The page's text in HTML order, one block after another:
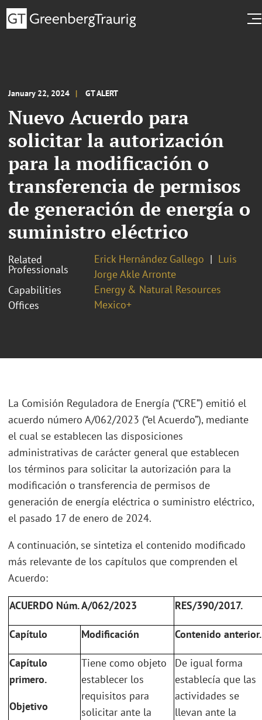
January 22, 2024 GT ALERT
Nuevo Acuerdo para
solicitar la autorización
para la modificación o
transferencia de permisos
de generación de energía o
suministro eléctrico
Related
Professionals
Erick Hernández Gallego
Luis
Jorge Akle Arronte
Capabilities
Energy & Natural Resources
Offices
Mexico+
La Comisión Reguladora de Energía (“CRE”) emitió el
acuerdo número A/062/2023 (“el Acuerdo”), mediante
el cual se establecen las disposiciones
administrativas de carácter general que establecen
los términos para solicitar la autorización para la
modificación o transferencia de permisos de
generación de energía eléctrica o suministro eléctrico,
el pasado 17 de enero de 2024.
A continuación, se sintetiza el contenido modificado
más relevante de los capítulos que comprenden el
Acuerdo:
ACUERDO Núm. A/062/2023 RES/390/2017.
Capítulo Modificación Contenido anterior.
Capítulo
primero.
Objetivo
Tiene como objeto
establecer los
requisitos para
solicitar ante la
De igual forma
establecía que las
actividades se
llevan ante la